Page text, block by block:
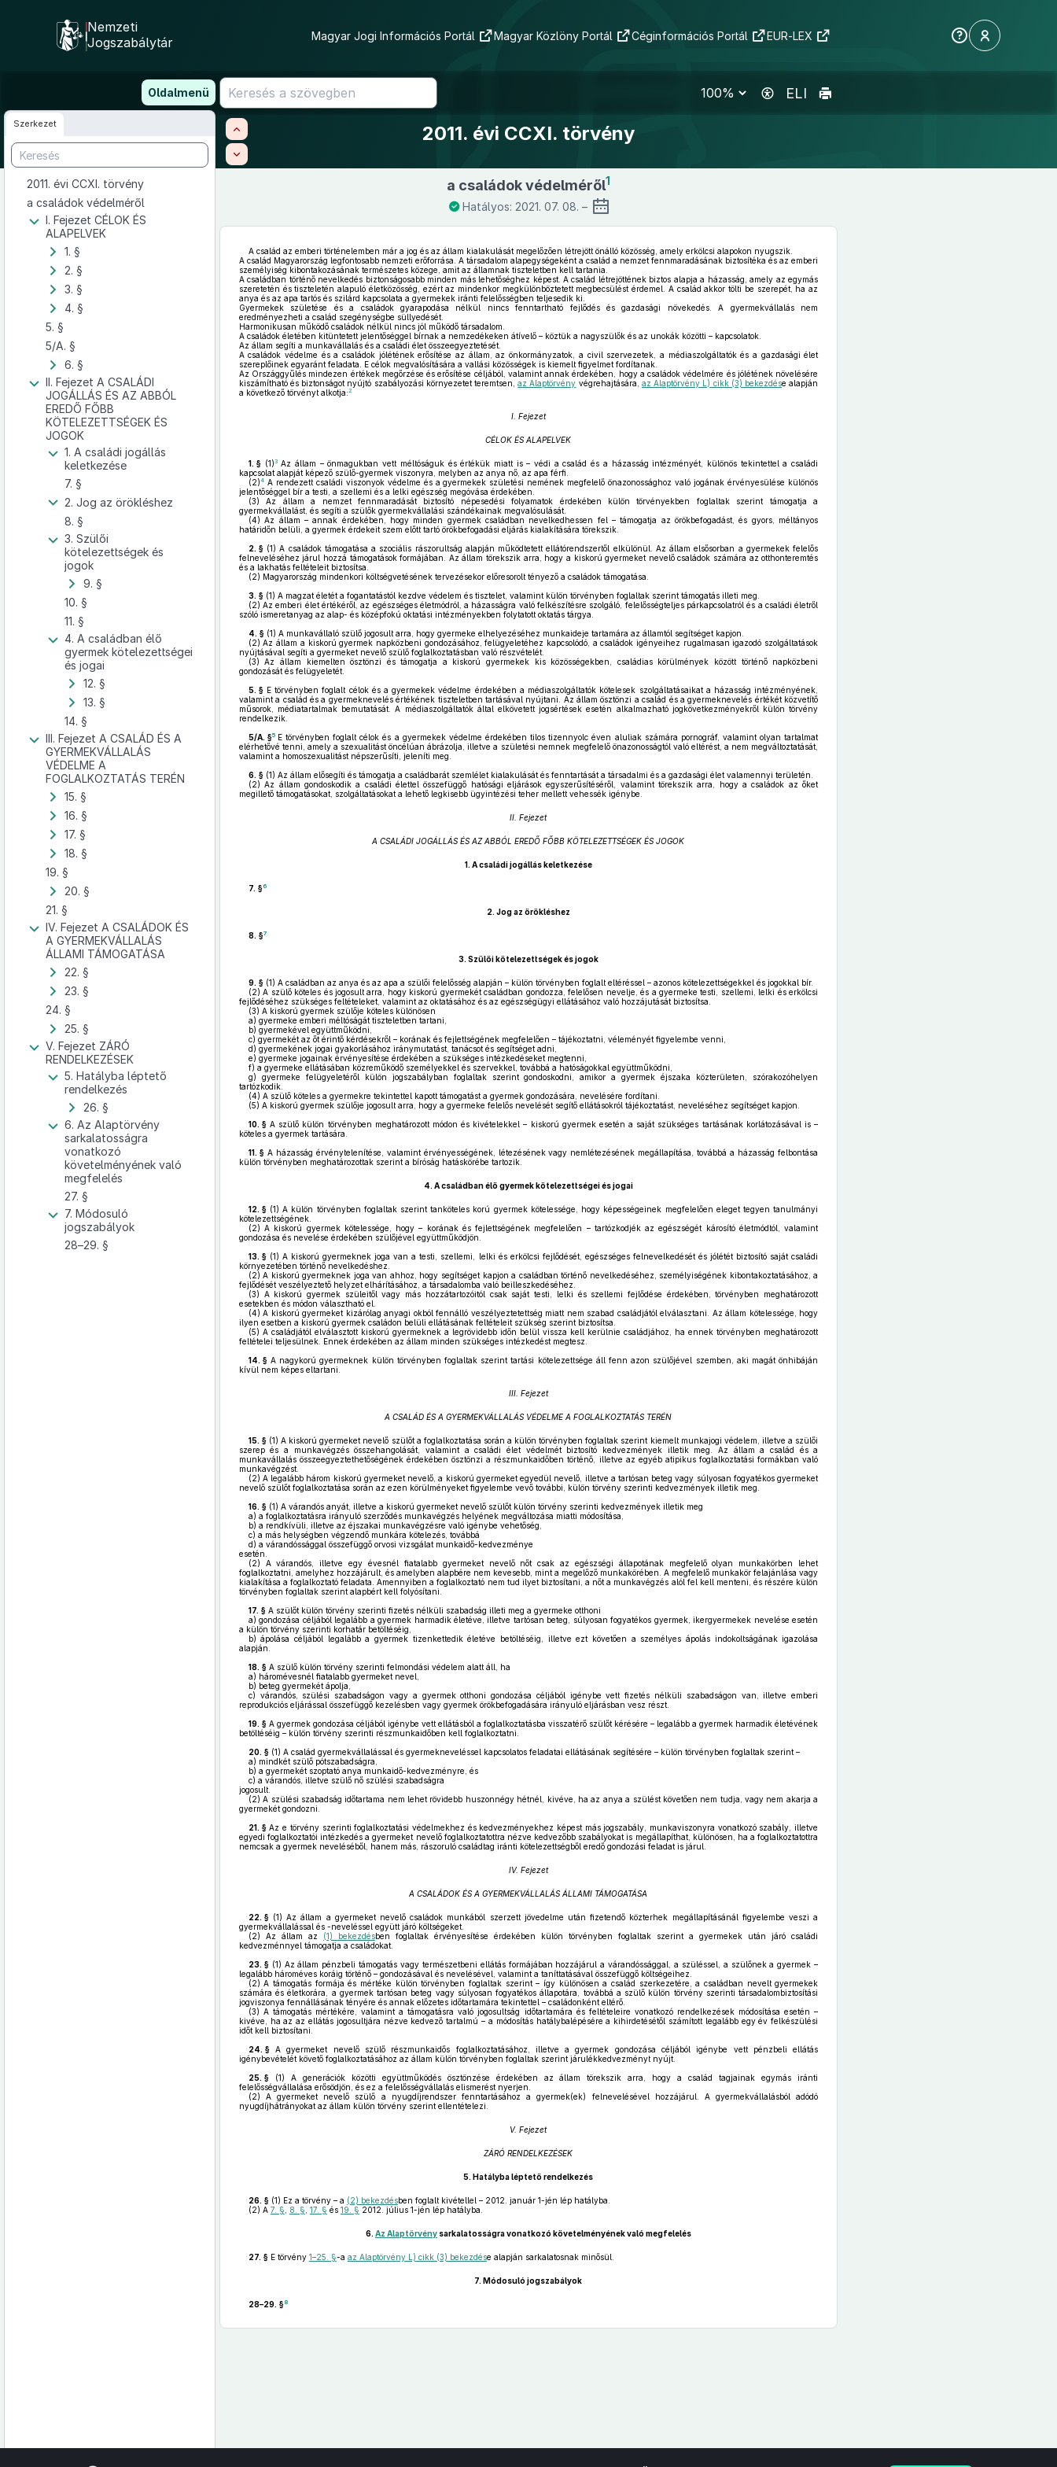
tartalomra
Nemzeti
Jogszabálytár
Magyar Jogi Információs Portál Magyar Közlöny Portál Céginformációs Portál EUR-LEX
Oldalmenü ELI
Szerkezet
2011. évi CCXI. törvény
a családok védelméről
I. Fejezet CÉLOK ÉS
ALAPELVEK
1. §
2. §
3. §
4. §
5. §
5/A. §
6. §
II. Fejezet A CSALÁDI
JOGÁLLÁS ÉS AZ ABBÓL
EREDŐ FŐBB
KÖTELEZETTSÉGEK ÉS
JOGOK
1. A családi jogállás
keletkezése
7. §
2. Jog az örökléshez
8. §
3. Szülői
kötelezettségek és
jogok
9. §
10. §
11. §
4. A családban élő
gyermek kötelezettségei
és jogai
12. §
13. §
14. §
III. Fejezet A CSALÁD ÉS A
GYERMEKVÁLLALÁS
VÉDELME A
FOGLALKOZTATÁS TERÉN
15. §
16. §
17. §
18. §
19. §
20. §
21. §
IV. Fejezet A CSALÁDOK ÉS
A GYERMEKVÁLLALÁS
ÁLLAMI TÁMOGATÁSA
22. §
23. §
24. §
25. §
V. Fejezet ZÁRÓ
RENDELKEZÉSEK
5. Hatályba léptető
rendelkezés
26. §
6. Az Alaptörvény
sarkalatosságra
vonatkozó
követelményének való
megfelelés
27. §
7. Módosuló
jogszabályok
28–29. §
2011. évi CCXI. törvény
a családok védelméről1
Hatályos: 2021. 07. 08. –
A család az emberi történelemben már a jog és az állam kialakulását megelőzően létrejött önálló közösség, amely erkölcsi alapokon nyugszik.
A család Magyarország legfontosabb nemzeti erőforrása. A társadalom alapegységeként a család a nemzet fennmaradásának biztosítéka és az emberi
személyiség kibontakozásának természetes közege, amit az államnak tiszteletben kell tartania.
A családban történő nevelkedés biztonságosabb minden más lehetőséghez képest. A család létrejöttének biztos alapja a házasság, amely az egymás
szeretetén és tiszteletén alapuló életközösség, ezért az mindenkor megkülönböztetett megbecsülést érdemel. A család akkor tölti be szerepét, ha az
anya és az apa tartós és szilárd kapcsolata a gyermekek iránti felelősségben teljesedik ki.
Gyermekek születése és a családok gyarapodása nélkül nincs fenntartható fejlődés és gazdasági növekedés. A gyermekvállalás nem
eredményezheti a család szegénységbe süllyedését.
Harmonikusan működő családok nélkül nincs jól működő társadalom.
A családok életében kitüntetett jelentőséggel bírnak a nemzedékeken átívelő – köztük a nagyszülők és az unokák közötti – kapcsolatok.
Az állam segíti a munkavállalás és a családi élet összeegyeztetését.
A családok védelme és a családok jólétének erősítése az állam, az önkormányzatok, a civil szervezetek, a médiaszolgáltatók és a gazdasági élet
szereplőinek egyaránt feladata. E célok megvalósítására a vallási közösségek is kiemelt figyelmet fordítanak.
Az Országgyűlés mindezen értékek megőrzése és erősítése céljából, valamint annak érdekében, hogy a családok védelmére és jólétének növelésére
kiszámítható és biztonságot nyújtó szabályozási környezetet teremtsen,az Alaptörvény végrehajtására, az Alaptörvény L) cikk (3) bekezdése alapján
a következő törvényt alkotja:2
I. Fejezet
CÉLOK ÉS ALAPELVEK
1. §(1)3Az állam – önmagukban vett méltóságuk és értékük miatt is – védi a család és a házasság intézményét, különös tekintettel a családi
kapcsolat alapját képező szülő-gyermek viszonyra, melyben az anya nő, az apa férfi.
(2)4A rendezett családi viszonyok védelme és a gyermekek születési nemének megfelelő önazonossághoz való jogának érvényesülése különös
jelentőséggel bír a testi, a szellemi és a lelki egészség megóvása érdekében.
(3) Az állam a nemzet fennmaradását biztosító népesedési folyamatok érdekében külön törvényekben foglaltak szerint támogatja a
gyermekvállalást, és segíti a szülők gyermekvállalási szándékainak megvalósulását.
(4) Az állam – annak érdekében, hogy minden gyermek családban nevelkedhessen fel – támogatja az örökbefogadást, és gyors, méltányos
határidőn belüli, a gyermek érdekeit szem előtt tartó örökbefogadási eljárás kialakítására törekszik.
2. §(1) A családok támogatása a szociális rászorultság alapján működtetett ellátórendszertől elkülönül. Az állam elsősorban a gyermekek felelős
felneveléséhez járul hozzá támogatások formájában. Az állam törekszik arra, hogy a kiskorú gyermeket nevelő családok számára az otthonteremtés
és a lakhatás feltételeit biztosítsa.
(2) Magyarország mindenkori költségvetésének tervezésekor előresorolt tényező a családok támogatása.
3. §(1) A magzat életét a fogantatástól kezdve védelem és tisztelet, valamint külön törvényben foglaltak szerint támogatás illeti meg.
(2) Az emberi élet értékéről, az egészséges életmódról, a házasságra való felkészítésre szolgáló, felelősségteljes párkapcsolatról és a családi életről
szóló ismeretanyag az alap- és középfokú oktatási intézményekben folytatott oktatás tárgya.
4. §(1) A munkavállaló szülő jogosult arra, hogy gyermeke elhelyezéséhez munkaideje tartamára az államtól segítséget kapjon.
(2) Az állam a kiskorú gyermek napközbeni gondozásához, felügyeletéhez kapcsolódó, a családok igényeihez rugalmasan igazodó szolgáltatások
nyújtásával segíti a gyermeket nevelő szülő foglalkoztatásban való részvételét.
(3) Az állam kiemelten ösztönzi és támogatja a kiskorú gyermekek kis közösségekben, családias körülmények között történő napközbeni
gondozását és felügyeletét.
5. §E törvényben foglalt célok és a gyermekek védelme érdekében a médiaszolgáltatók kötelesek szolgáltatásaikat a házasság intézményének,
valamint a család és a gyermeknevelés értékének tiszteletben tartásával nyújtani. Az állam ösztönzi a család és a gyermeknevelés értékét közvetítő
műsorok, médiatartalmak bemutatását. A médiaszolgáltatók által elkövetett jogsértések esetén alkalmazható jogkövetkezményekről külön törvény
rendelkezik.
5/A. §5 E törvényben foglalt célok és a gyermekek védelme érdekében tilos tizennyolc éven aluliak számára pornográf, valamint olyan tartalmat
elérhetővé tenni, amely a szexualitást öncélúan ábrázolja, illetve a születési nemnek megfelelő önazonosságtól való eltérést, a nem megváltoztatását,
valamint a homoszexualitást népszerűsíti, jeleníti meg.
6. §(1) Az állam elősegíti és támogatja a családbarát szemlélet kialakulását és fenntartását a társadalmi és a gazdasági élet valamennyi területén.
(2) Az állam gondoskodik a családi élettel összefüggő hatósági eljárások egyszerűsítéséről, valamint törekszik arra, hogy a családok az őket
megillető támogatásokat, szolgáltatásokat a lehető legkisebb ügyintézési teher mellett vehessék igénybe.
II. Fejezet
A CSALÁDI JOGÁLLÁS ÉS AZ ABBÓL EREDŐ FŐBB KÖTELEZETTSÉGEK ÉS JOGOK
1. A családi jogállás keletkezése
7. §6
2. Jog az örökléshez
8. §7
3. Szülői kötelezettségek és jogok
9. §(1) A családban az anya és az apa a szülői felelősség alapján – külön törvényben foglalt eltéréssel – azonos kötelezettségekkel és jogokkal bír.
(2) A szülő köteles és jogosult arra, hogy kiskorú gyermekét családban gondozza, felelősen nevelje, és a gyermeke testi, szellemi, lelki és erkölcsi
fejlődéséhez szükséges feltételeket, valamint az oktatásához és az egészségügyi ellátásához való hozzájutását biztosítsa.
(3) A kiskorú gyermek szülője köteles különösen
a) gyermeke emberi méltóságát tiszteletben tartani,
b) gyermekével együttműködni,
c) gyermekét az őt érintő kérdésekről – korának és fejlettségének megfelelően – tájékoztatni, véleményét figyelembe venni,
d) gyermekének jogai gyakorlásához iránymutatást, tanácsot és segítséget adni,
e) gyermeke jogainak érvényesítése érdekében a szükséges intézkedéseket megtenni,
f) a gyermeke ellátásában közreműködő személyekkel és szervekkel, továbbá a hatóságokkal együttműködni,
g) gyermeke felügyeletéről külön jogszabályban foglaltak szerint gondoskodni, amikor a gyermek éjszaka közterületen, szórakozóhelyen
tartózkodik.
(4) A szülő köteles a gyermekre tekintettel kapott támogatást a gyermek gondozására, nevelésére fordítani.
(5) A kiskorú gyermek szülője jogosult arra, hogy a gyermeke felelős nevelését segítő ellátásokról tájékoztatást, neveléséhez segítséget kapjon.
10. §A szülő külön törvényben meghatározott módon és kivételekkel – kiskorú gyermek esetén a saját szükséges tartásának korlátozásával is –
köteles a gyermek tartására.
11. §A házasság érvénytelenítése, valamint érvényességének, létezésének vagy nemlétezésének megállapítása, továbbá a házasság felbontása
külön törvényben meghatározottak szerint a bíróság hatáskörébe tartozik.
4. A családban élő gyermek kötelezettségei és jogai
12. §(1) A külön törvényben foglaltak szerint tanköteles korú gyermek kötelessége, hogy képességeinek megfelelően eleget tegyen tanulmányi
kötelezettségének.
(2) A kiskorú gyermek kötelessége, hogy – korának és fejlettségének megfelelően – tartózkodjék az egészségét károsító életmódtól, valamint
gondozása és nevelése érdekében szülőjével együttműködjön.
13. §(1) A kiskorú gyermeknek joga van a testi, szellemi, lelki és erkölcsi fejlődését, egészséges felnevelkedését és jólétét biztosító saját családi
környezetében történő nevelkedéshez.
(2) A kiskorú gyermeknek joga van ahhoz, hogy segítséget kapjon a családban történő nevelkedéséhez, személyiségének kibontakoztatásához, a
fejlődését veszélyeztető helyzet elhárításához, a társadalomba való beilleszkedéséhez.
(3) A kiskorú gyermek szüleitől vagy más hozzátartozóitól csak saját testi, lelki és szellemi fejlődése érdekében, törvényben meghatározott
esetekben és módon választható el.
(4) A kiskorú gyermeket kizárólag anyagi okból fennálló veszélyeztetettség miatt nem szabad családjától elválasztani. Az állam kötelessége, hogy
ilyen esetben a kiskorú gyermek családon belüli ellátásának feltételeit szükség szerint biztosítsa.
(5) A családjától elválasztott kiskorú gyermeknek a legrövidebb időn belül vissza kell kerülnie családjához, ha ennek törvényben meghatározott
feltételei teljesülnek. Ennek érdekében az állam minden szükséges intézkedést megtesz.
14. §A nagykorú gyermeknek külön törvényben foglaltak szerint tartási kötelezettsége áll fenn azon szülőjével szemben, aki magát önhibáján
kívül nem képes eltartani.
III. Fejezet
A CSALÁD ÉS A GYERMEKVÁLLALÁS VÉDELME A FOGLALKOZTATÁS TERÉN
15. §(1) A kiskorú gyermeket nevelő szülőt a foglalkoztatása során a külön törvényben foglaltak szerint kiemelt munkajogi védelem, illetve a szülői
szerep és a munkavégzés összehangolását, valamint a családi élet védelmét biztosító kedvezmények illetik meg. Az állam a család és a
munkavállalás összeegyeztethetőségének érdekében ösztönzi a részmunkaidőben történő, illetve az egyéb atipikus foglalkoztatási formákban való
munkavégzést.
(2) A legalább három kiskorú gyermeket nevelő, a kiskorú gyermeket egyedül nevelő, illetve a tartósan beteg vagy súlyosan fogyatékos gyermeket
nevelő szülőt foglalkoztatása során az ezen körülményeket figyelembe vevő további, külön törvény szerinti kedvezmények illetik meg.
16. §(1) A várandós anyát, illetve a kiskorú gyermeket nevelő szülőt külön törvény szerinti kedvezmények illetik meg
a) a foglalkoztatásra irányuló szerződés munkavégzés helyének megváltozása miatti módosítása,
b) a rendkívüli, illetve az éjszakai munkavégzésre való igénybe vehetőség,
c) a más helységben végzendő munkára kötelezés, továbbá
d) a várandóssággal összefüggő orvosi vizsgálat munkaidő-kedvezménye
esetén.
(2) A várandós, illetve egy évesnél fiatalabb gyermeket nevelő nőt csak az egészségi állapotának megfelelő olyan munkakörben lehet
foglalkoztatni, amelyhez hozzájárult, és amelyben alapbére nem kevesebb, mint a megelőző munkakörében. A megfelelő munkakör felajánlása vagy
kialakítása a foglalkoztató feladata. Amennyiben a foglalkoztató nem tud ilyet biztosítani, a nőt a munkavégzés alól fel kell menteni, és részére külön
törvényben foglaltak szerint alapbért kell folyósítani.
17. §A szülőt külön törvény szerinti fizetés nélküli szabadság illeti meg a gyermeke otthoni
a) gondozása céljából legalább a gyermek harmadik életéve, illetve tartósan beteg, súlyosan fogyatékos gyermek, ikergyermekek nevelése esetén
a külön törvény szerinti korhatár betöltéséig,
b) ápolása céljából legalább a gyermek tizenkettedik életéve betöltéséig, illetve ezt követően a személyes ápolás indokoltságának igazolása
alapján.
18. §A szülő külön törvény szerinti felmondási védelem alatt áll, ha
a) háromévesnél fiatalabb gyermeket nevel,
b) beteg gyermekét ápolja,
c) várandós, szülési szabadságon vagy a gyermek otthoni gondozása céljából igénybe vett fizetés nélküli szabadságon van, illetve emberi
reprodukciós eljárással összefüggő kezelésben vagy gyermek örökbefogadására irányuló eljárásban vesz részt.
19. §A gyermek gondozása céljából igénybe vett ellátásból a foglalkoztatásba visszatérő szülőt kérésére – legalább a gyermek harmadik életévének
betöltéséig – külön törvény szerinti részmunkaidőben kell foglalkoztatni.
20. §(1) A család gyermekvállalással és gyermekneveléssel kapcsolatos feladatai ellátásának segítésére – külön törvényben foglaltak szerint –
a) mindkét szülő pótszabadságra,
b) a gyermekét szoptató anya munkaidő-kedvezményre, és
c) a várandós, illetve szülő nő szülési szabadságra
jogosult.
(2) A szülési szabadság időtartama nem lehet rövidebb huszonnégy hétnél, kivéve, ha az anya a szülést követően nem tudja, vagy nem akarja a
gyermekét gondozni.
21. §Az e törvény szerinti foglalkoztatási védelmekhez és kedvezményekhez képest más jogszabály, munkaviszonyra vonatkozó szabály, illetve
egyedi foglalkoztatói intézkedés a gyermeket nevelő foglalkoztatottra nézve kedvezőbb szabályokat is megállapíthat, különösen, ha a foglalkoztatottra
nemcsak a gyermek neveléséből, hanem más, rászoruló családtag iránti kötelezettségből eredő gondozási feladat is járul.
IV. Fejezet
A CSALÁDOK ÉS A GYERMEKVÁLLALÁS ÁLLAMI TÁMOGATÁSA
22. §(1) Az állam a gyermeket nevelő családok munkából szerzett jövedelme után fizetendő közterhek megállapításánál figyelembe veszi a
gyermekvállalással és -neveléssel együtt járó költségeket.
(2) Az állam az (1) bekezdésben foglaltak érvényesítése érdekében külön törvényben foglaltak szerint a gyermekek után járó családi
kedvezménnyel támogatja a családokat.
23. §(1) Az állam pénzbeli támogatás vagy természetbeni ellátás formájában hozzájárul a várandóssággal, a szüléssel, a szülőnek a gyermek –
legalább hároméves koráig történő – gondozásával és nevelésével, valamint a taníttatásával összefüggő költségeihez.
(2) A támogatás formája és mértéke külön törvényben foglaltak szerint – így különösen a család szerkezetére, a családban nevelt gyermekek
számára és életkorára, a gyermek tartósan beteg vagy súlyosan fogyatékos állapotára, továbbá a szülő külön törvény szerinti társadalombiztosítási
jogviszonya fennállásának tényére és annak előzetes időtartamára tekintettel – családonként eltérő.
(3) A támogatás mértékére, valamint a támogatásra való jogosultság időtartamára és feltételeire vonatkozó rendelkezések módosítása esetén –
kivéve, ha az az ellátás jogosultjára nézve kedvező tartalmú – a módosítás hatálybalépésére a kihirdetésétől számított legalább egy év felkészülési
időt kell biztosítani.
24. §A gyermeket nevelő szülő részmunkaidős foglalkoztatásához, illetve a gyermek gondozása céljából igénybe vett pénzbeli ellátás
igénybevételét követő foglalkoztatásához az állam külön törvényben foglaltak szerint járulékkedvezményt nyújt.
25. §(1) A generációk közötti együttműködés ösztönzése érdekében az állam törekszik arra, hogy a család tagjainak egymás iránti
felelősségvállalása erősödjön, és ez a felelősségvállalás elismerést nyerjen.
(2) A gyermeket nevelő szülő a nyugdíjrendszer fenntartásához a gyermek(ek) felnevelésével hozzájárul. A gyermekvállalásból adódó
nyugdíjhátrányokat az állam külön törvény szerint ellentételezi.
V. Fejezet
ZÁRÓ RENDELKEZÉSEK
5. Hatályba léptető rendelkezés
26. §(1) Ez a törvény – a (2) bekezdésben foglalt kivétellel – 2012. január 1-jén lép hatályba.
(2) A 7. § 8. § 17. § és 19. § 2012. július 1-jén lép hatályba.
6. Az Alaptörvénysarkalatosságra vonatkozó követelményének való megfelelés
27. §E törvény 1–25. §-a az Alaptörvény L) cikk (3) bekezdése alapján sarkalatosnak minősül.
7. Módosuló jogszabályok
28–29. §8